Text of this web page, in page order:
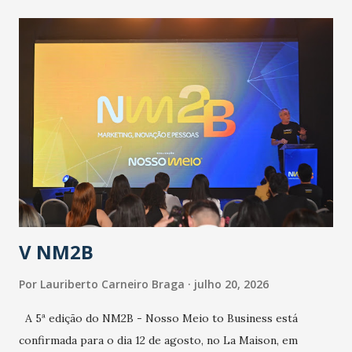
população suspeita e de cuidados com os ambientes
públicos e domiciliares. “Nós não estamos vivendo uma
epidemia comum, como temos em todos os anos, com
aumento de casos de dengue, influenza ou H1N1. Trata-se
de uma epidemia com um vírus diferente, com um poder de
contaminação maior que outros coronavírus”, apontou o
secretário. Segundo ele, é uma epidemia com chance de
contaminação alta, podendo gerar um grande risco à
população e ao sistema de saúde. “Precisamos saber fazer a
estratificação do risco da doença, para não so...
V NM2B
Por Lauriberto Carneiro Braga julho 20, 2026
A 5ª edição do NM2B - Nosso Meio to Business está
confirmada para o dia 12 de agosto, no La Maison, em